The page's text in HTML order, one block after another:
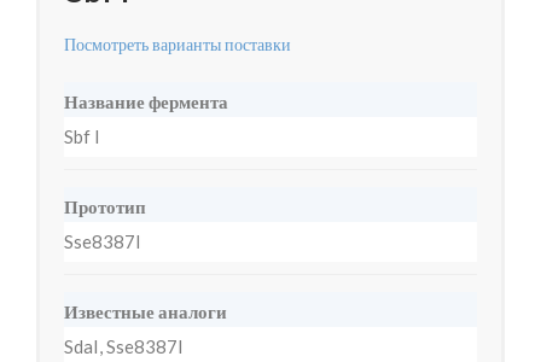
Посмотреть варианты поставки
Название фермента
Sbf I
Прототип
Sse8387I
Известные аналоги
SdaI, Sse8387I